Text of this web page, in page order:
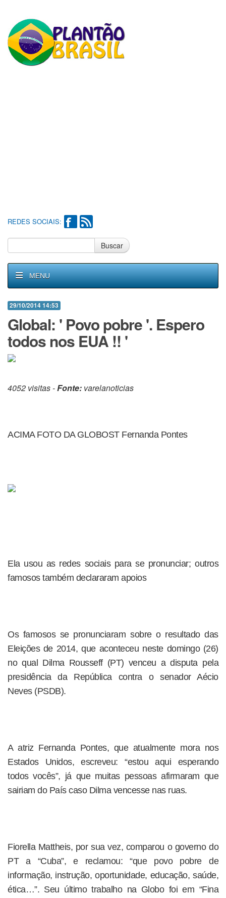
REDES SOCIAIS:
Buscar
MENU
29/10/2014 14:53
Global: ' Povo pobre '. Espero
todos nos EUA !! '
4052 visitas -Fonte: varelanoticias
ACIMA FOTO DA GLOBOST Fernanda Pontes
Ela usou as redes sociais para se pronunciar; outros
famosos também declararam apoios
Os famosos se pronunciaram sobre o resultado das
Eleições de 2014, que aconteceu neste domingo (26)
no qual Dilma Rousseff (PT) venceu a disputa pela
presidência da República contra o senador Aécio
Neves (PSDB).
A atriz Fernanda Pontes, que atualmente mora nos
Estados Unidos, escreveu: “estou aqui esperando
todos vocês”, já que muitas pessoas afirmaram que
sairiam do País caso Dilma vencesse nas ruas.
Fiorella Mattheis, por sua vez, comparou o governo do
PT a “Cuba”, e reclamou: “que povo pobre de
informação, instrução, oportunidade, educação, saúde,
ética…”. Seu último trabalho na Globo foi em “Fina